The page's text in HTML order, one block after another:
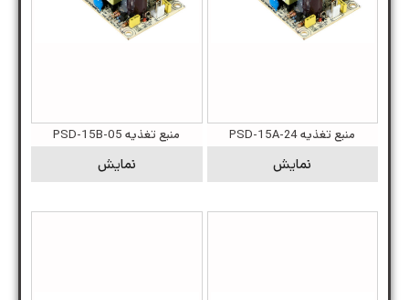
منبع تغذیه PSD-15A-24
نمایش
منبع تغذیه PSD-15B-05
نمایش